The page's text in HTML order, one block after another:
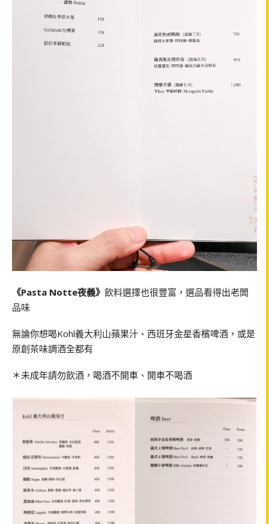
《Pasta Notte夜義》 飲料選擇也很豐富，選品看得出老闆
品味
無論你想喝Kohl義大利山蘋果汁、西班牙金星香檳啤酒，或是
原創茶味調酒全都有
＊未成年請勿飲酒，喝酒不開車、開車不喝酒